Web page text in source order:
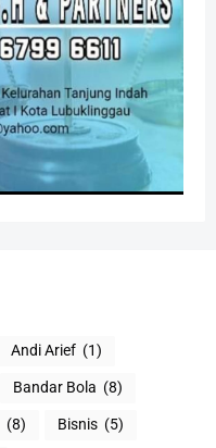
Andi Arief (1)
Bandar Bola (8)
(8) Bisnis (5)